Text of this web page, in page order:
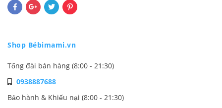
Shop Bébimami.vn
Tổng đài bán hàng (8:00 - 21:30)
0938887688
Bảo hành & Khiếu nại (8:00 - 21:30)